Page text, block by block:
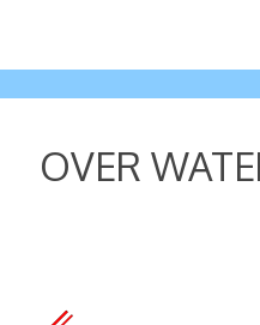
OVER